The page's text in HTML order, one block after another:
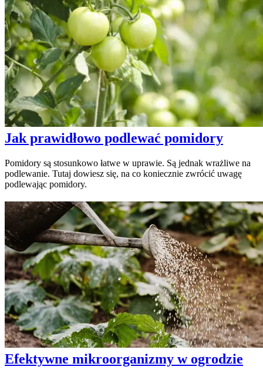
Jak prawidłowo podlewać pomidory
Pomidory są stosunkowo łatwe w uprawie. Są jednak wrażliwe na
podlewanie. Tutaj dowiesz się, na co koniecznie zwrócić uwagę
podlewając pomidory.
Efektywne mikroorganizmy w ogrodzie